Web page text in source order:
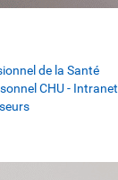
de la Santé
CHU - Intranet